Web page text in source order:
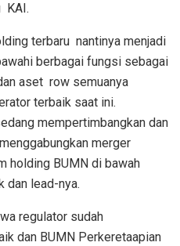
KAI.
terbaru nantinya menjadi
berbagai fungsi sebagai
aset row semuanya
terbaik saat ini.
mempertimbangkan dan
merger
holding BUMN di bawah
dan lead-nya.
regulator sudah
dan BUMN Perkeretaapian